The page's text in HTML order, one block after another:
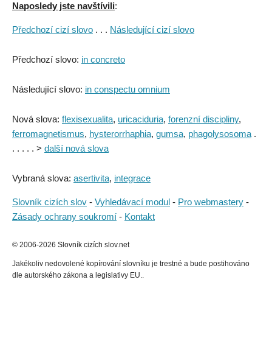
Naposledy jste navštívili:
Předchozí cizí slovo . . . Následující cizí slovo
Předchozí slovo: in concreto
Následující slovo: in conspectu omnium
Nová slova: flexisexualita, uricaciduria, forenzní discipliny,
ferromagnetismus, hysterorrhaphia, gumsa, phagolysosoma .
. . . . . > další nová slova
Vybraná slova: asertivita, integrace
Slovník cizích slov - Vyhledávací modul - Pro webmastery -
Zásady ochrany soukromí - Kontakt
© 2006-2026 Slovník cizích slov.net
Jakékoliv nedovolené kopírování slovníku je trestné a bude postihováno
dle autorského zákona a legislativy EU..